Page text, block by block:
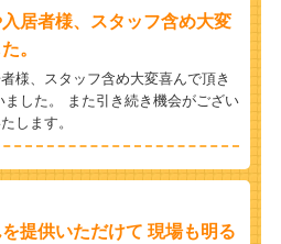
居者様、スタッフ含め大変
。
様、スタッフ含め大変喜んで頂き
ました。 また引き続き機会がござい
します。
提供いただけて 現場も明る